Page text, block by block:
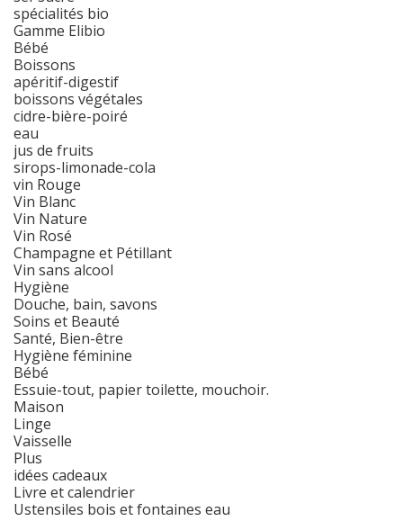
spécialités bio
Gamme Elibio
Bébé
Boissons
apéritif-digestif
boissons végétales
cidre-bière-poiré
eau
jus de fruits
sirops-limonade-cola
vin Rouge
Vin Blanc
Vin Nature
Vin Rosé
Champagne et Pétillant
Vin sans alcool
Hygiène
Douche, bain, savons
Soins et Beauté
Santé, Bien-être
Hygiène féminine
Bébé
Essuie-tout, papier toilette, mouchoir.
Maison
Linge
Vaisselle
Plus
idées cadeaux
Livre et calendrier
Ustensiles bois et fontaines eau